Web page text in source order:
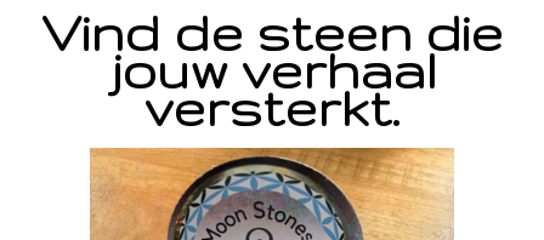
Vind de steen die
jouw verhaal
versterkt.